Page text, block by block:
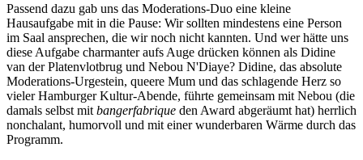
Passend dazu gab uns das Moderations-Duo eine kleine
Hausaufgabe mit in die Pause: Wir sollten mindestens eine Person
im Saal ansprechen, die wir noch nicht kannten. Und wer hätte uns
diese Aufgabe charmanter aufs Auge drücken können als Didine
van der Platenvlotbrug und Nebou N'Diaye? Didine, das absolute
Moderations-Urgestein, queere Mum und das schlagende Herz so
vieler Hamburger Kultur-Abende, führte gemeinsam mit Nebou (die
damals selbst mit bangerfabrique den Award abgeräumt hat) herrlich
nonchalant, humorvoll und mit einer wunderbaren Wärme durch das
Programm.